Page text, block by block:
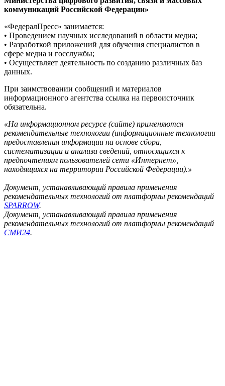
коммуникаций Российской Федерации»
«ФедералПресс» занимается:
• Проведением научных исследований в области медиа;
• Разработкой приложений для обучения специалистов в
сфере медиа и госслужбы;
• Осуществляет деятельность по созданию различных баз
данных.
При заимствовании сообщений и материалов
информационного агентства ссылка на первоисточник
обязательна.
«На информационном ресурсе (сайте) применяются
рекомендательные технологии (информационные технологии
предоставления информации на основе сбора,
систематизации и анализа сведений, относящихся к
предпочтениям пользователей сети «Интернет»,
находящихся на территории Российской Федерации).»
Документ, устанавливающий правила применения
рекомендательных технологий от платформы рекомендаций
SPARROW.
Документ, устанавливающий правила применения
рекомендательных технологий от платформы рекомендаций
СМИ24.